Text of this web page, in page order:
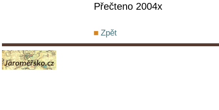
Přečteno 2004x
Zpět